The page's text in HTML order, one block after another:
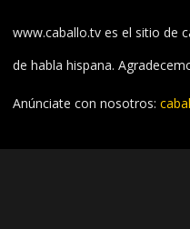
www.caballo.tv es el sitio de
de habla hispana.
Anúnciate con nosotros: